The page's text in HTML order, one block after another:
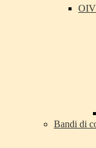
OIV
Bandi di